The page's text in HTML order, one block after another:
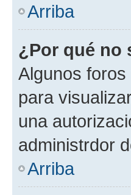
Arriba
¿Por qué no
Algunos
para
una
administrdor
Arriba